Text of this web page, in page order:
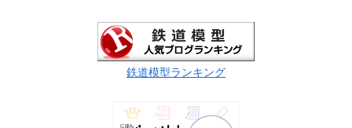
鉄道模型ランキング